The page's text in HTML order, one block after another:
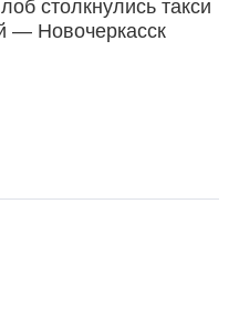
столкнулись такси
— Новочеркасск